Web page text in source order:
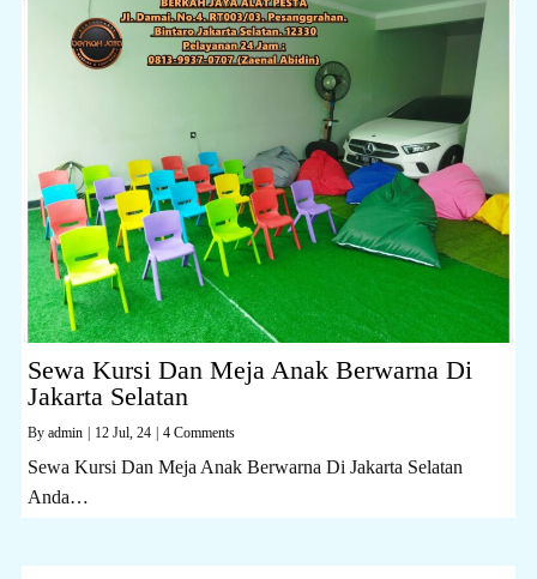
Sewa Kursi Dan Meja Anak Berwarna Di
Jakarta Selatan
By admin | 12 Jul, 24 | 4 Comments
Sewa Kursi Dan Meja Anak Berwarna Di Jakarta Selatan
Anda…